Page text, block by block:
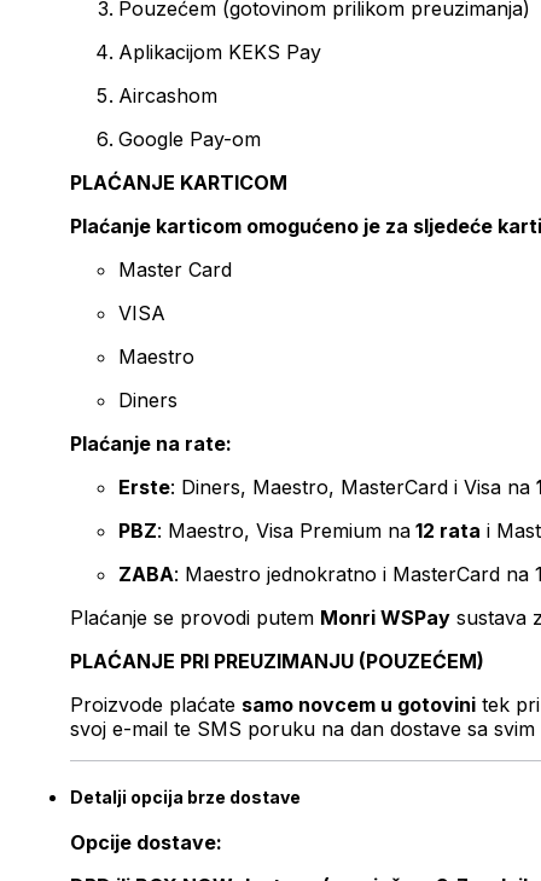
Pouzećem (gotovinom prilikom preuzimanja)
Aplikacijom KEKS Pay
Aircashom
Google Pay-om
PLAĆANJE KARTICOM
Plaćanje karticom omogućeno je za sljedeće
Master Card
VISA
Maestro
Diners
Plaćanje na rate:
Erste: Diners, Maestro, MasterCard i Visa na
PBZ: Maestro, Visa Premium na 12 rata i
ZABA: Maestro jednokratno i MasterCard na
Plaćanje se provodi putem Monri WSPay sustava
PLAĆANJE PRI PREUZIMANJU (POUZEĆEM)
Proizvode plaćate samo novcem u gotovini tek
svoj e-mail te SMS poruku na dan dostave sa svim
Detalji opcija brze dostave
Opcije dostave: